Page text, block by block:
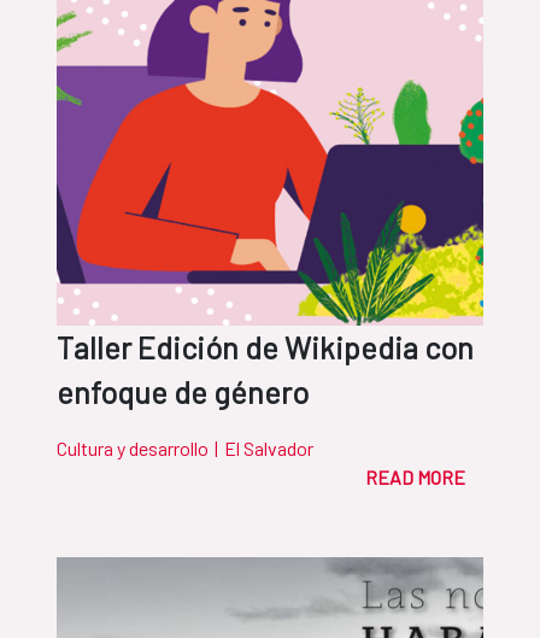
Taller Edición de Wikipedia con
enfoque de género
Cultura y desarrollo | El Salvador
READ MORE